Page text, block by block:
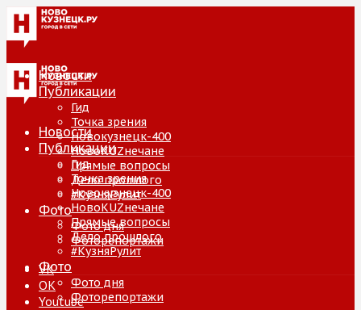
Новости
Публикации
Гид
Точка зрения
Новокузнецк-400
НовоKUZнечане
Прямые вопросы
Дело прошлого
#КузняРулит
Фото
Фото дня
Фоторепортажи
VK
ОК
Youtube
Новости
Публикации
Гид
Точка зрения
Новокузнецк-400
НовоKUZнечане
Прямые вопросы
Дело прошлого
#КузняРулит
Фото
Фото дня
Фоторепортажи